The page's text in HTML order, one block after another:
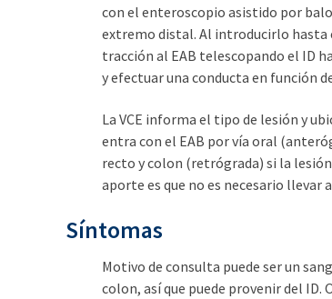
con el enteroscopio asistido por
extremo distal. Al introducirlo hasta
tracción al EAB telescopando el ID
y efectuar una conducta en función
La VCE informa el tipo de lesión y
entra con el EAB por vía oral
recto y colon (retrógrada) si la
aporte es que no es necesario llevar
Síntomas
Motivo de consulta puede ser un
colon, así que puede provenir del